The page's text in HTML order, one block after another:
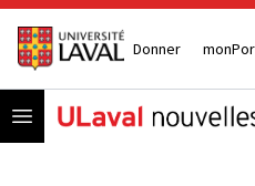
Donner
Open menu